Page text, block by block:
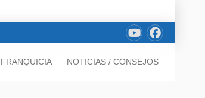
FRANQUICIA NOTICIAS / CONSEJOS